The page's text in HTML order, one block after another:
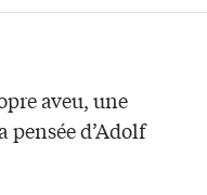
aveu, une
d’Adolf